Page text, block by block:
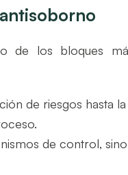
de los bloques
de riesgos hasta
de control,